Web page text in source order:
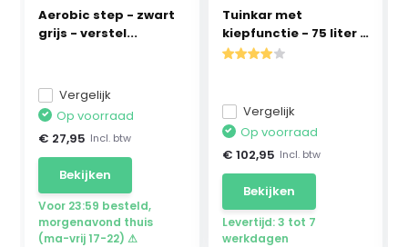
Aerobic step - zwart
grijs - verstel...
Vergelijk
Op voorraad
€ 27,95 Incl. btw
Bekijken
Voor 23:59 besteld,
morgenavond thuis
(ma-vrij 17-22) ⚠
Tuinkar met
kiepfunctie - 75 liter -
...
Vergelijk
Op voorraad
€ 102,95 Incl. btw
Bekijken
Levertijd: 3 tot 7
werkdagen